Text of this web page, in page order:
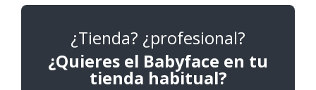
¿Tienda? ¿profesional?
¿Quieres el Babyface en tu
tienda habitual?